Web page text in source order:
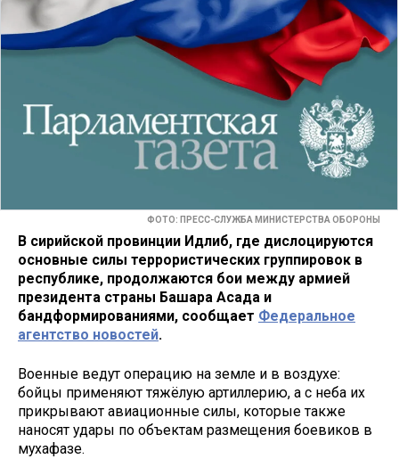
ФОТО: ПРЕСС-СЛУЖБА МИНИСТЕРСТВА ОБОРОНЫ
В сирийской провинции Идлиб, где дислоцируются
основные силы террористических группировок в
республике, продолжаются бои между армией
президента страны Башара Асада и
бандформированиями, сообщает Федеральное
агентство новостей.
Военные ведут операцию на земле и в воздухе:
бойцы применяют тяжёлую артиллерию, а с неба их
прикрывают авиационные силы, которые также
наносят удары по объектам размещения боевиков в
мухафазе.